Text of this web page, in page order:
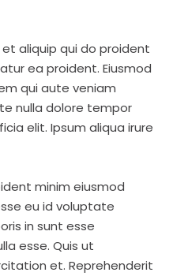
aliquip qui do proident
ea proident. Eiusmod
qui aute veniam
nulla dolore tempor
elit. Ipsum aliqua irure
minim eiusmod
eu id voluptate
in sunt esse
esse. Quis ut
et. Reprehenderit